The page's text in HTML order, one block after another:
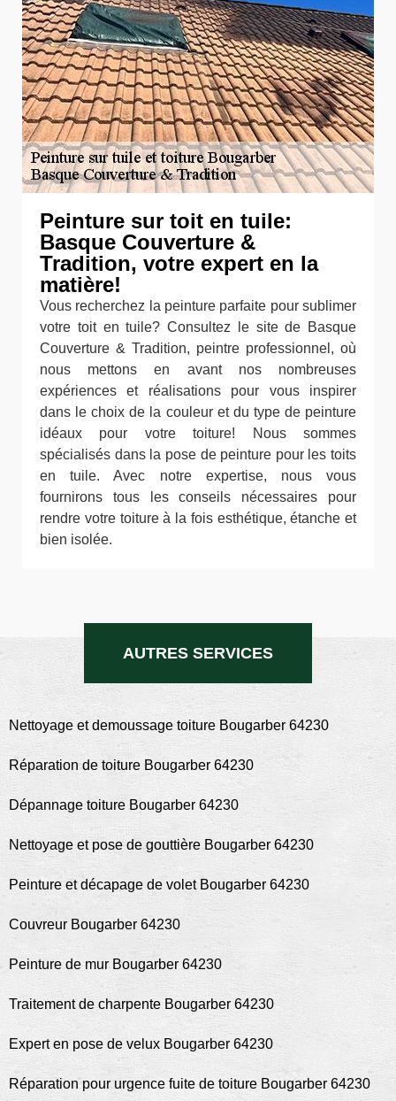
Peinture sur toit en tuile:
Basque Couverture &
Tradition, votre expert en la
matière!
Vous recherchez la peinture parfaite pour sublimer
votre toit en tuile? Consultez le site de Basque
Couverture & Tradition, peintre professionnel, où
nous mettons en avant nos nombreuses
expériences et réalisations pour vous inspirer
dans le choix de la couleur et du type de peinture
idéaux pour votre toiture! Nous sommes
spécialisés dans la pose de peinture pour les toits
en tuile. Avec notre expertise, nous vous
fournirons tous les conseils nécessaires pour
rendre votre toiture à la fois esthétique, étanche et
bien isolée.
AUTRES SERVICES
Nettoyage et demoussage toiture Bougarber 64230
Réparation de toiture Bougarber 64230
Dépannage toiture Bougarber 64230
Nettoyage et pose de gouttière Bougarber 64230
Peinture et décapage de volet Bougarber 64230
Couvreur Bougarber 64230
Peinture de mur Bougarber 64230
Traitement de charpente Bougarber 64230
Expert en pose de velux Bougarber 64230
Réparation pour urgence fuite de toiture Bougarber 64230